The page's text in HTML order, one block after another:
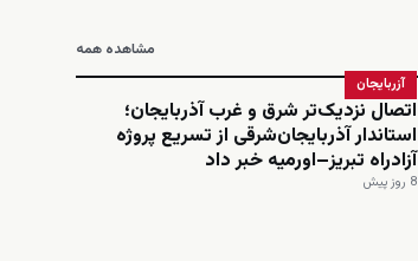
مشاهده همه
آزربایجان
اتصال نزدیک‌تر شرق و غرب آذربایجان؛
استاندار آذربایجان‌شرقی از تسریع پروژه
آزادراه تبریز–اورمیه خبر داد
8 روز پیش